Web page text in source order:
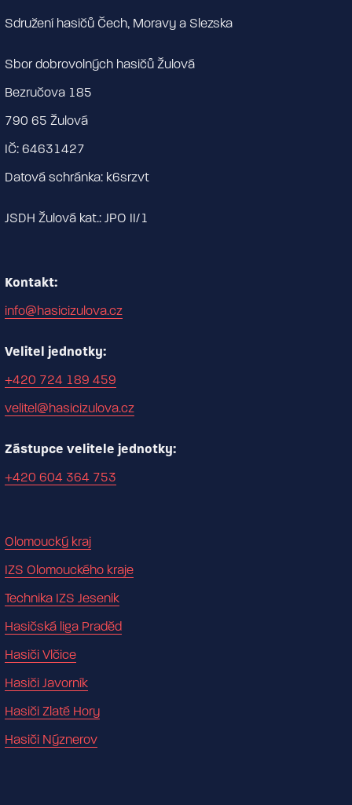
Sdružení hasičů Čech, Moravy a Slezska
Sbor dobrovolných hasičů Žulová
Bezručova 185
790 65 Žulová
IČ: 64631427
Datová schránka: k6srzvt
JSDH Žulová kat.: JPO II/1
Kontakt:
info@hasicizulova.cz
Velitel jednotky:
+420 724 189 459
velitel@hasicizulova.cz
Zástupce velitele jednotky:
+420 604 364 753
Olomoucký kraj
IZS Olomouckého kraje
Technika IZS Jeseník
Hasičská liga Praděd
Hasiči Vlčice
Hasiči Javorník
Hasiči Zlaté Hory
Hasiči Nýznerov